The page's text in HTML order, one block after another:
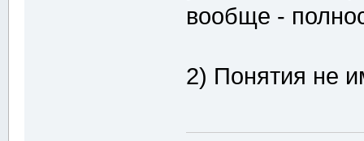
вообще -
2) Понятия не